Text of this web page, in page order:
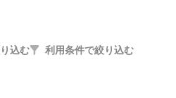
込む 利用条件で絞り込む